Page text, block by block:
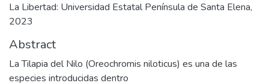
La Libertad: Universidad Estatal Península de Santa Elena,
2023
Abstract
La Tilapia del Nilo (Oreochromis niloticus) es una de las
especies introducidas dentro